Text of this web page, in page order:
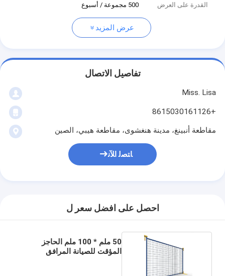
القدرة على العرض
500 مجموعة / أسبوع
عرض المزيد
تفاصيل الاتصال
Miss. Lisa
+8615030161126
مقاطعة أنبينغ، مدينة هنغشوى، مقاطعة هيبي، الصين
ﺎﺘﺼﻟ ﺍﻶﻧ
احصل على افضل سعر ل
50 ملم * 100 ملم الحاجز
المؤقت للصيانة المرافق